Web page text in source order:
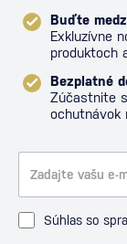
Buďte
Exkluzívne
produktoch
Bezplatné
Zúčastnite
ochutnávok
Súhlas so